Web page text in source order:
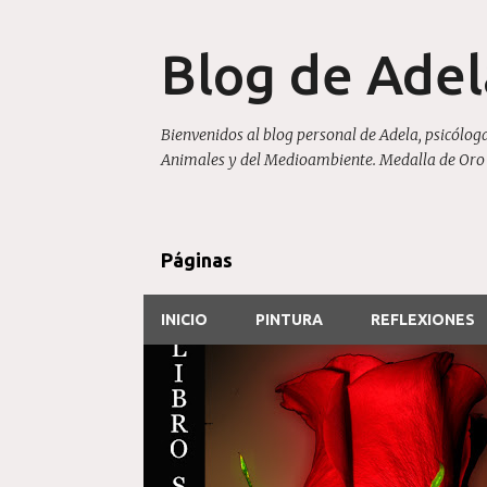
Blog de
Bienvenidos al blog personal de Adela,
Animales y del Medioambiente. Medalla de
Páginas
INICIO PINTURA REFLEXIONES
RELATO Y POESIA